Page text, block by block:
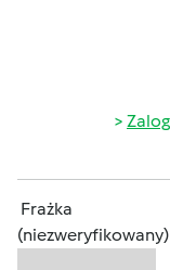
Frażka
(niezweryfikowany)